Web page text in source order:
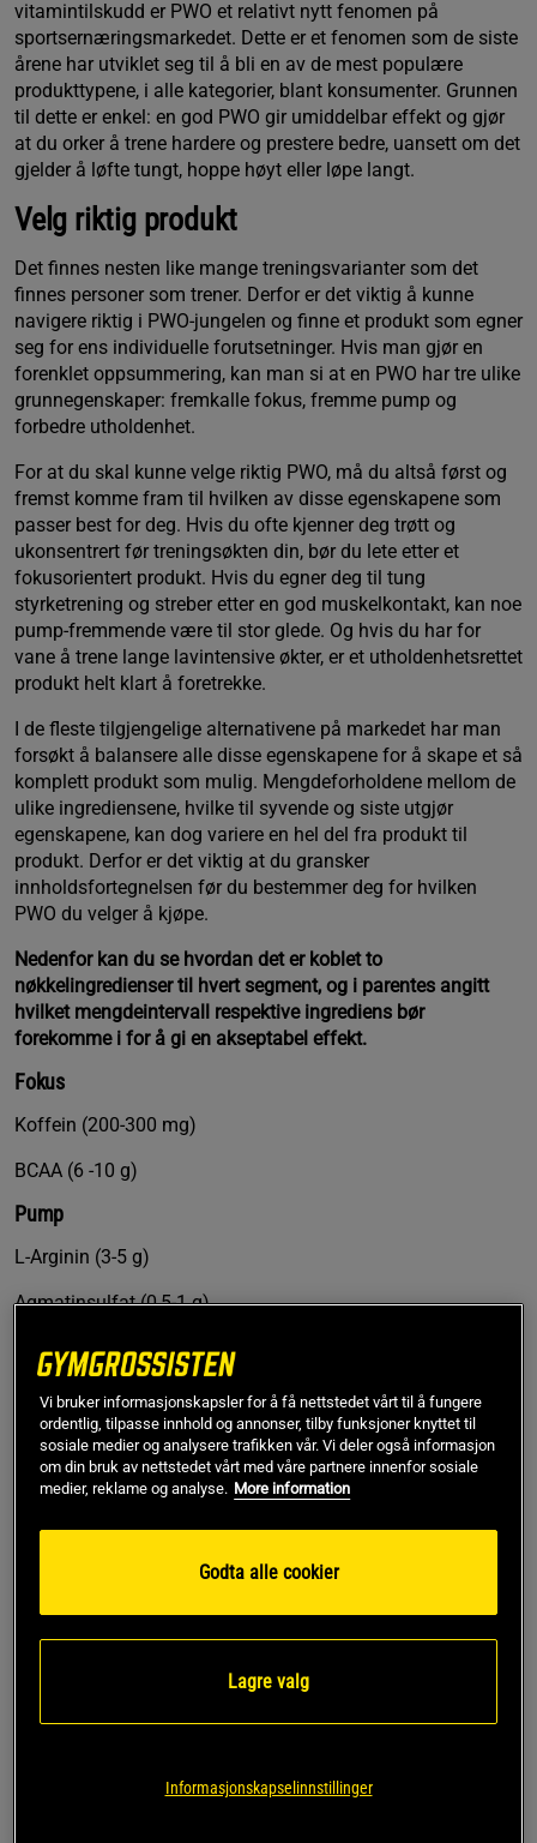
vitamintilskudd er PWO et relativt nytt fenomen på
sportsernæringsmarkedet. Dette er et fenomen som de siste
årene har utviklet seg til å bli en av de mest populære
produkttypene, i alle kategorier, blant konsumenter. Grunnen
til dette er enkel: en god PWO gir umiddelbar effekt og gjør
at du orker å trene hardere og prestere bedre, uansett om det
gjelder å løfte tungt, hoppe høyt eller løpe langt.
Velg riktig produkt
Det finnes nesten like mange treningsvarianter som det
finnes personer som trener. Derfor er det viktig å kunne
navigere riktig i PWO-jungelen og finne et produkt som egner
seg for ens individuelle forutsetninger. Hvis man gjør en
forenklet oppsummering, kan man si at en PWO har tre ulike
grunnegenskaper: fremkalle fokus, fremme pump og
forbedre utholdenhet.
For at du skal kunne velge riktig PWO, må du altså først og
fremst komme fram til hvilken av disse egenskapene som
passer best for deg. Hvis du ofte kjenner deg trøtt og
ukonsentrert før treningsøkten din, bør du lete etter et
fokusorientert produkt. Hvis du egner deg til tung
styrketrening og streber etter en god muskelkontakt, kan noe
pump-fremmende være til stor glede. Og hvis du har for
vane å trene lange lavintensive økter, er et utholdenhetsrettet
produkt helt klart å foretrekke.
I de fleste tilgjengelige alternativene på markedet har man
forsøkt å balansere alle disse egenskapene for å skape et så
komplett produkt som mulig. Mengdeforholdene mellom de
ulike ingrediensene, hvilke til syvende og siste utgjør
egenskapene, kan dog variere en hel del fra produkt til
produkt. Derfor er det viktig at du gransker
innholdsfortegnelsen før du bestemmer deg for hvilken
PWO du velger å kjøpe.
Nedenfor kan du se hvordan det er koblet to
nøkkelingredienser til hvert segment, og i parentes angitt
hvilket mengdeintervall respektive ingrediens bør
forekomme i for å gi en akseptabel effekt.
Fokus
Koffein (200-300 mg)
BCAA (6 -10 g)
Pump
L-Arginin (3-5 g)
Agmatinsulfat (0,5-1 g)
Utholdenhet
Citrullin malate (3-5 mg)
Hvordan fungerer det?
Å redegjøre for den biologiske virkningsmekanismen hos
alle PWO-ingredienser på markedet, ville innebære en stor
mengde tung og langtekkelig lesning. I stedet forsøker jeg å
fatte meg kort og fokusere på de vanligste komponentene.
Kreatinfosfat fungerer som en rask energikilde ved
konsentrasjonsevnen ved å stimulere det sentrale
Vi bruker informasjonskapsler for å få nettstedet vårt til å fungere
ordentlig, tilpasse innhold og annonser, tilby funksjoner knyttet til
sosiale medier og analysere trafikken vår. Vi deler også informasjon
om din bruk av nettstedet vårt med våre partnere innenfor sosiale
medier, reklame og analyse. More information
Godta alle cookier
Lagre valg
Informasjonskapselinnstillinger